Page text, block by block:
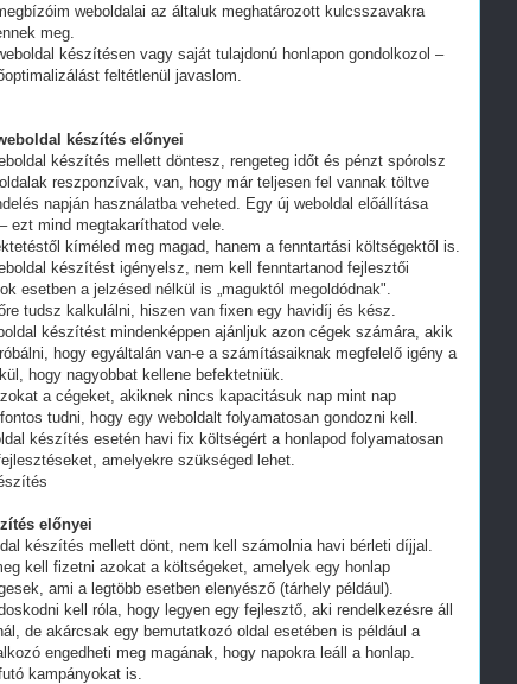
weboldalai az általuk meghatározott kulcsszavakra
meg.
készítésen vagy saját tulajdonú honlapon gondolkozol –
feltétlenül javaslom.
készítés előnyei
készítés mellett döntesz, rengeteg időt és pénzt spórolsz
reszponzívak, van, hogy már teljesen fel vannak töltve
napján használatba veheted. Egy új weboldal előállítása
ezt mind megtakaríthatod vele.
kíméled meg magad, hanem a fenntartási költségektől is.
készítést igényelsz, nem kell fenntartanod fejlesztői
esetben a jelzésed nélkül is „maguktól megoldódnak".
tudsz kalkulálni, hiszen van fixen egy havidíj és kész.
készítést mindenképpen ajánljuk azon cégek számára, akik
hogy egyáltalán van-e a számításaiknak megfelelő igény a
hogy nagyobbat kellene befektetniük.
a cégeket, akiknek nincs kapacitásuk nap mint nap
tudni, hogy egy weboldalt folyamatosan gondozni kell.
készítés esetén havi fix költségért a honlapod folyamatosan
amelyekre szükséged lehet.
előnyei
készítés mellett dönt, nem kell számolnia havi bérleti díjjal.
kell fizetni azokat a költségeket, amelyek egy honlap
ami a legtöbb esetben elenyésző (tárhely például).
kell róla, hogy legyen egy fejlesztő, aki rendelkezésre áll
de akárcsak egy bemutatkozó oldal esetében is például a
engedheti meg magának, hogy napokra leáll a honlap.
kampányokat is.